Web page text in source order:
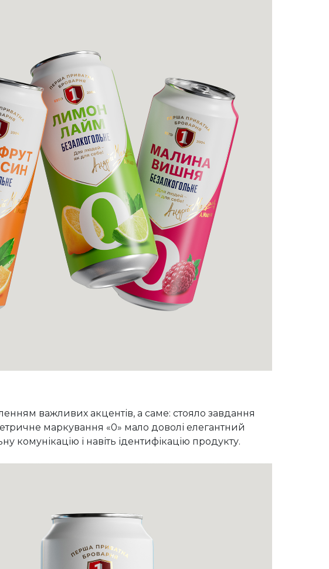
важливих акцентів, а саме: стояло завдання
маркування «0» мало доволі елегантний
комунікацію і навіть ідентифікацію продукту.